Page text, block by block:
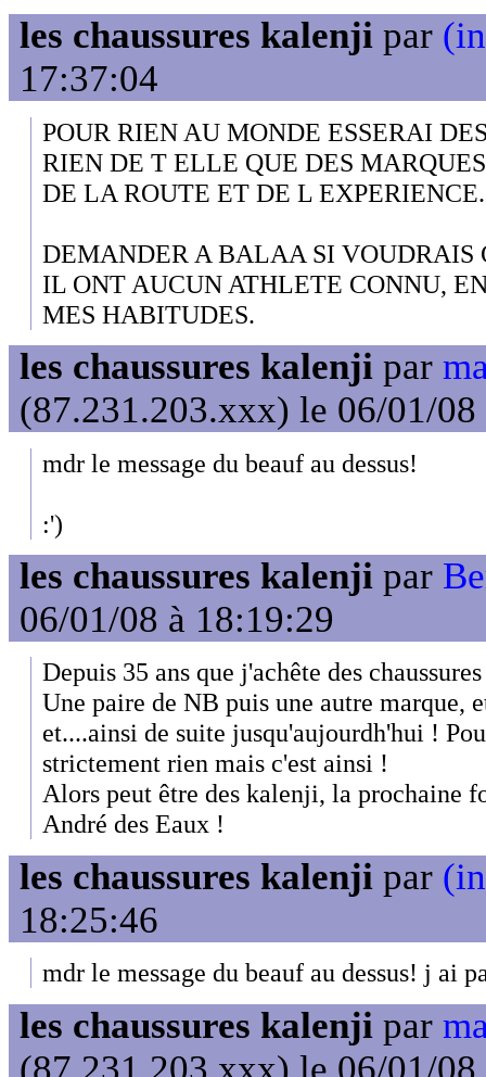
les chaussures kalenji par
17:37:04
POUR RIEN AU MONDE ESSERAI
RIEN DE T ELLE QUE DES
DE LA ROUTE ET DE L EXPERIENCE.
DEMANDER A BALAA SI VOUDRAIS
IL ONT AUCUN ATHLETE CONNU,
MES HABITUDES.
les chaussures kalenji par
(87.231.203.xxx) le 06/01/08
mdr le message du beauf au dessus!
:')
les chaussures kalenji par
06/01/08 à 18:19:29
Depuis 35 ans que j'achête des
Une paire de NB puis une autre marque,
et....ainsi de suite jusqu'aujourdh'hui !
strictement rien mais c'est ainsi !
Alors peut être des kalenji, la prochaine
André des Eaux !
les chaussures kalenji par
18:25:46
mdr le message du beauf au dessus! j ai
les chaussures kalenji par
(87.231.203.xxx) le 06/01/08